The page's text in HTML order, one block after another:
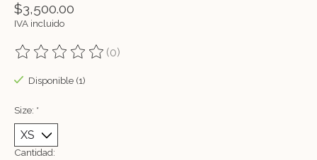
$3,500.00
IVA incluido
The rating of this product is
(0)
Disponible (1)
Size: *
Cantidad: